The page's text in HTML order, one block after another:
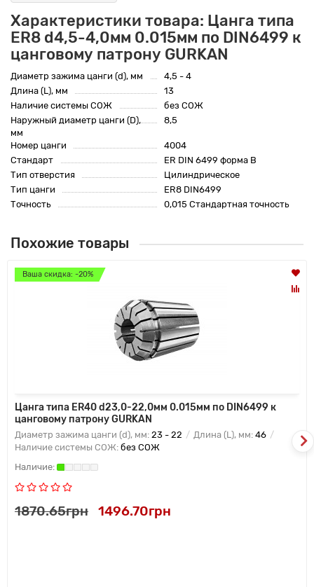
Характеристики товара: Цанга типа
ER8 d4,5-4,0мм 0.015мм по DIN6499 к
цанговому патрону GURKAN
Диаметр зажима цанги (d), мм
4,5 - 4
Длина (L), мм
13
Наличие системы СОЖ
без СОЖ
Наружный диаметр цанги (D),
мм
8,5
Номер цанги
4004
Стандарт
ER DIN 6499 форма B
Тип отверстия
Цилиндрическое
Тип цанги
ER8 DIN6499
Точность
0,015 Стандартная точность
Похожие товары
Ваша скидка: -20%
Цанга типа ER40 d23,0-22,0мм 0.015мм по DIN6499 к
цанговому патрону GURKAN
Диаметр зажима цанги (d), мм: 23 - 22 Длина (L), мм: 46
Наличие системы СОЖ: без СОЖ
1870.65грн 1496.70грн